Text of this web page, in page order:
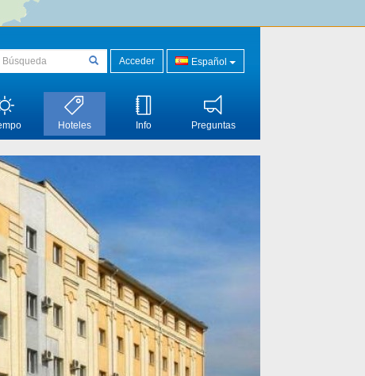
Acceder Español
Hoteles Info Preguntas